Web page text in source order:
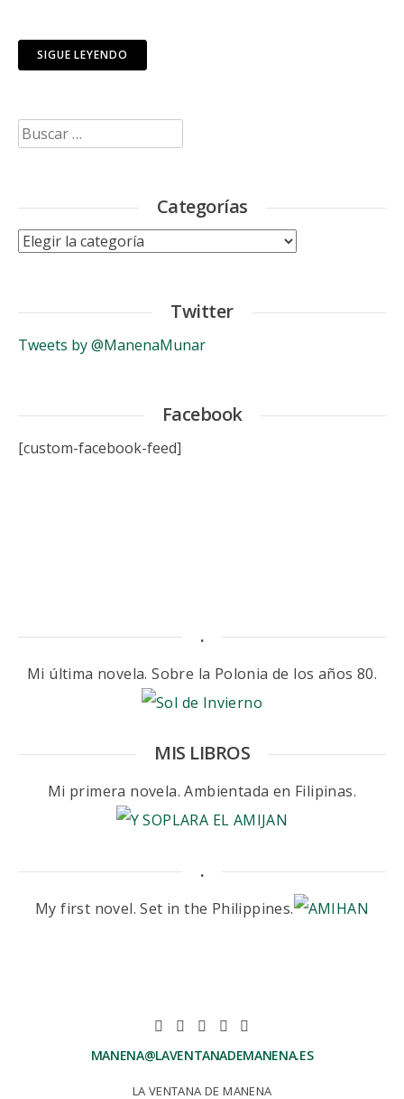
SIGUE LEYENDO
Buscar:
Categorías
Categorías
Twitter
Tweets by @ManenaMunar
Facebook
[custom-facebook-feed]
.
Mi última novela. Sobre la Polonia de los años 80.
MIS LIBROS
Mi primera novela. Ambientada en Filipinas.
.
My first novel. Set in the Philippines.
MANENA@LAVENTANADEMANENA.ES
LA VENTANA DE MANENA